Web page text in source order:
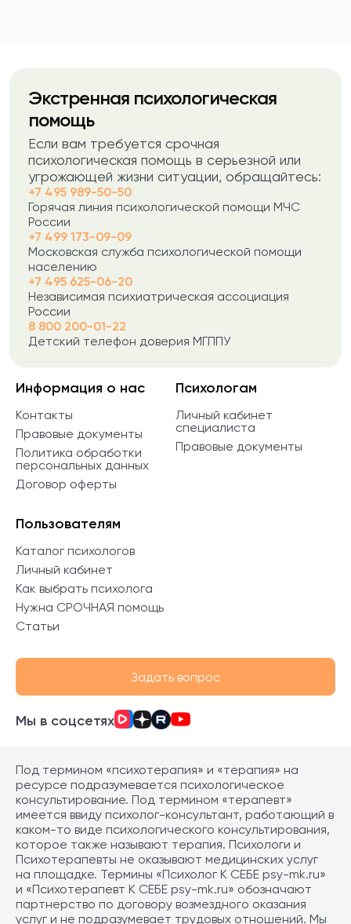
Экстренная психологическая
помощь
Если вам требуется срочная
психологическая помощь в серьезной или
угрожающей жизни ситуации, обращайтесь:
+7 495 989-50-50
Горячая линия психологической помощи МЧС
России
+7 499 173-09-09
Московская служба психологической помощи
населению
+7 495 625-06-20
Независимая психиатрическая ассоциация
России
8 800 200-01-22
Детский телефон доверия МГППУ
Информация о нас
Контакты
Правовые документы
Политика обработки
персональных данных
Договор оферты
Психологам
Личный кабинет
специалиста
Правовые документы
Пользователям
Каталог психологов
Личный кабинет
Как выбрать психолога
Нужна СРОЧНАЯ помощь
Статьи
Задать вопрос
Мы в соцсетях
Под термином «психотерапия» и «терапия» на
ресурсе подразумевается психологическое
консультирование. Под термином «терапевт»
имеется ввиду психолог-консультант, работающий в
каком-то виде психологического консультирования,
которое также называют терапия. Психологи и
Психотерапевты не оказывают медицинских услуг
на площадке. Термины «Психолог К СЕБЕ psy-mk.ru»
и «Психотерапевт К СЕБЕ psy-mk.ru» обозначают
партнерство по договору возмездного оказания
услуг и не подразумевает трудовых отношений. Мы